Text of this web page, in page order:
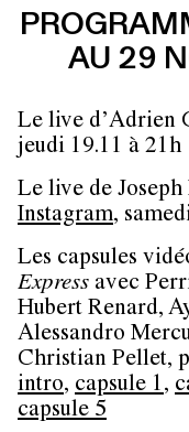
AU 29
Le live d’Adrien
jeudi 19.11 à 21h
Le live de
Instagram,
Les capsules
Express avec
Hubert Renard,
Alessandro
Christian Pellet,
intro, capsule 1,
capsule 5